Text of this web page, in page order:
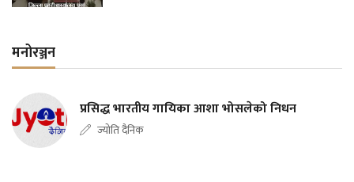
मनोरञ्जन
प्रसिद्ध भारतीय गायिका आशा भोसलेको निधन
ज्योति दैनिक